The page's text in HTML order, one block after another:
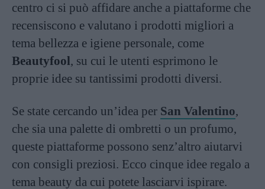
centro ci si può affidare anche a piattaforme che
recensiscono e valutano i prodotti migliori a
tema bellezza e igiene personale, come
Beautyfool, su cui le utenti esprimono le
proprie idee su tantissimi prodotti diversi.
Se state cercando un’idea per San Valentino,
che sia una palette di ombretti o un profumo,
queste piattaforme possono senz’altro aiutarvi
con consigli preziosi. Ecco cinque idee regalo a
tema beauty da cui potete lasciarvi ispirare.